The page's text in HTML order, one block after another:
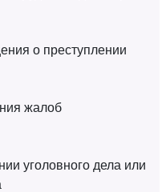
о преступлении
жалоб
уголовного дела или